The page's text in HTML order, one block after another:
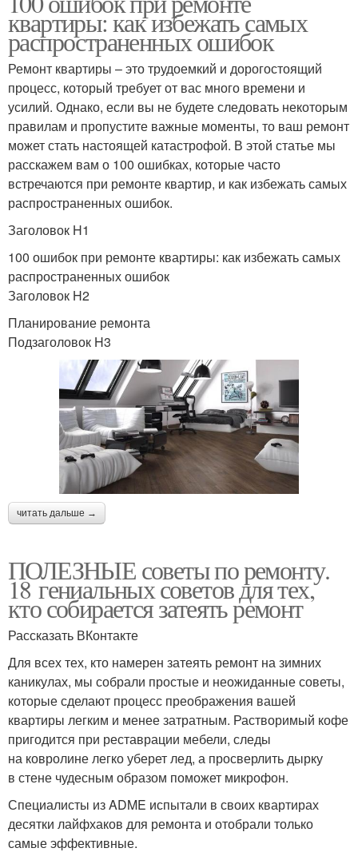
квартиры: как избежать самых
распространенных ошибок
Ремонт квартиры – это трудоемкий и дорогостоящий
процесс, который требует от вас много времени и
усилий. Однако, если вы не будете следовать некоторым
правилам и пропустите важные моменты, то ваш ремонт
может стать настоящей катастрофой. В этой статье мы
расскажем вам о 100 ошибках, которые часто
встречаются при ремонте квартир, и как избежать самых
распространенных ошибок.
Заголовок H1
100 ошибок при ремонте квартиры: как избежать самых
распространенных ошибок
Заголовок H2
Планирование ремонта
Подзаголовок H3
читать дальше →
ПОЛЕЗНЫЕ советы по ремонту.
18 гениальных советов для тех,
кто собирается затеять ремонт
Рассказать ВКонтакте
Для всех тех, кто намерен затеять ремонт на зимних
каникулах, мы собрали простые и неожиданные советы,
которые сделают процесс преображения вашей
квартиры легким и менее затратным. Растворимый кофе
пригодится при реставрации мебели, следы
на ковролине легко уберет лед, а просверлить дырку
в стене чудесным образом поможет микрофон.
Специалисты из ADME испытали в своих квартирах
десятки лайфхаков для ремонта и отобрали только
самые эффективные.